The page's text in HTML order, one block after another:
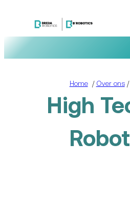
Home/ Over ons/
High